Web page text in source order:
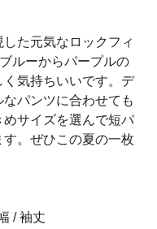
た元気なロックフィ
ルーからパープルの
気持ちいいです。デ
パンツに合わせても
サイズを選んで短パ
。ぜひこの夏の一枚
/ 袖丈